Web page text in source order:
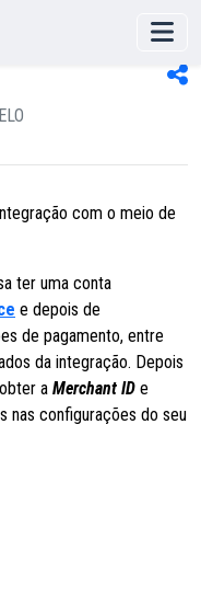
com o meio de
ter uma conta
e depois de
de pagamento, entre
da integração. Depois
a Merchant ID e
nas configurações do seu